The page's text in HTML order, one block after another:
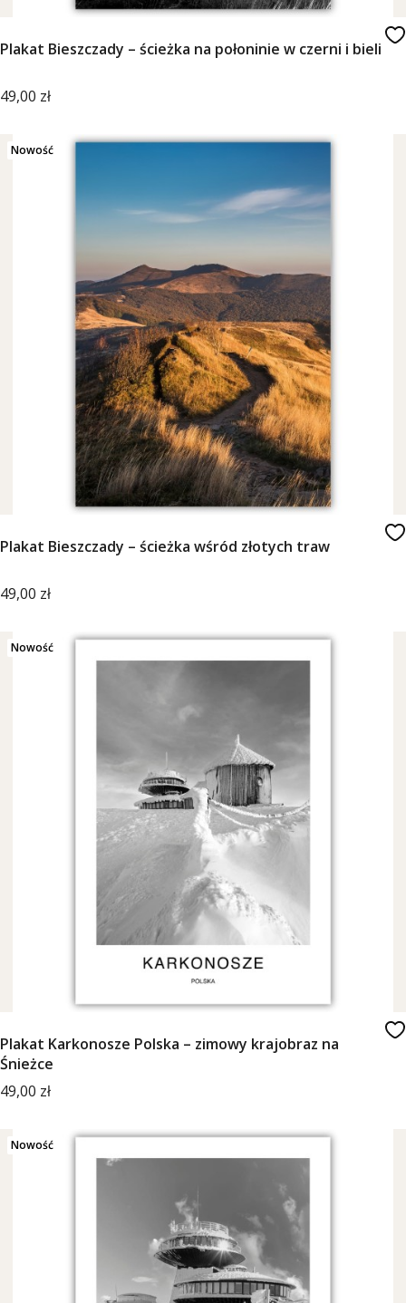
Plakat Bieszczady – ścieżka na połoninie w czerni i bieli
Cena
49,00 zł
Nowość
Plakat Bieszczady – ścieżka wśród złotych traw
Cena
49,00 zł
Nowość
Plakat Karkonosze Polska – zimowy krajobraz na
Śnieżce
Cena
49,00 zł
Nowość